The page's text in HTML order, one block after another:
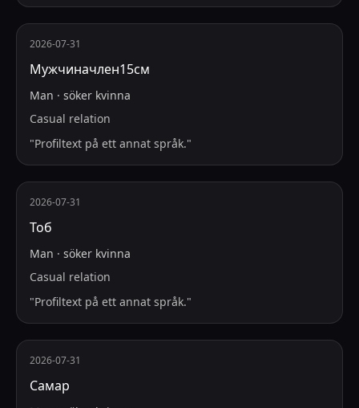
2026-07-31
Мужчиначлен15см
Man · söker kvinna
Casual relation
"Profiltext på ett annat språk."
2026-07-31
Тоб
Man · söker kvinna
Casual relation
"Profiltext på ett annat språk."
2026-07-31
Самар